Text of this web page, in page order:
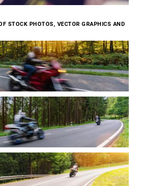
STOCK PHOTOS, VECTOR GRAPHICS AND